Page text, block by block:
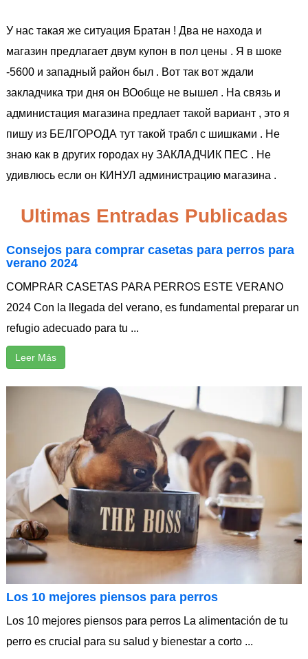
У нас такая же ситуация Братан ! Два не находа и
магазин предлагает двум купон в пол цены . Я в шоке
-5600 и западный район был . Вот так вот ждали
закладчика три дня он ВОобще не вышел . На связь и
администация магазина предлает такой вариант , это я
пишу из БЕЛГОРОДА тут такой трабл с шишками . Не
знаю как в других городах ну ЗАКЛАДЧИК ПЕС . Не
удивлюсь если он КИНУЛ администрацию магазина .
Ultimas Entradas Publicadas
Consejos para comprar casetas para perros para
verano 2024
COMPRAR CASETAS PARA PERROS ESTE VERANO
2024 Con la llegada del verano, es fundamental preparar un
refugio adecuado para tu ...
Leer Más
Los 10 mejores piensos para perros
Los 10 mejores piensos para perros La alimentación de tu
perro es crucial para su salud y bienestar a corto ...